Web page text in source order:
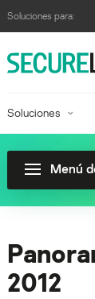
Soluciones para:
Soluciones
Menú
2012